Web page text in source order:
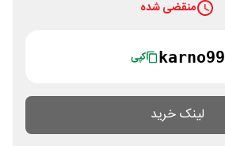
منقضی شده
karno99 کپی
لینک خرید